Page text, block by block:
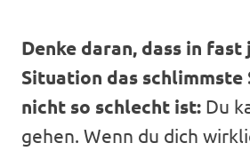
Denke daran, dass in fast
Situation das schlimmste
nicht so schlecht ist: Du
gehen. Wenn du dich